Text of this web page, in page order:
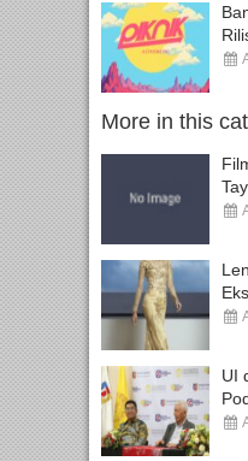
More in this
UI